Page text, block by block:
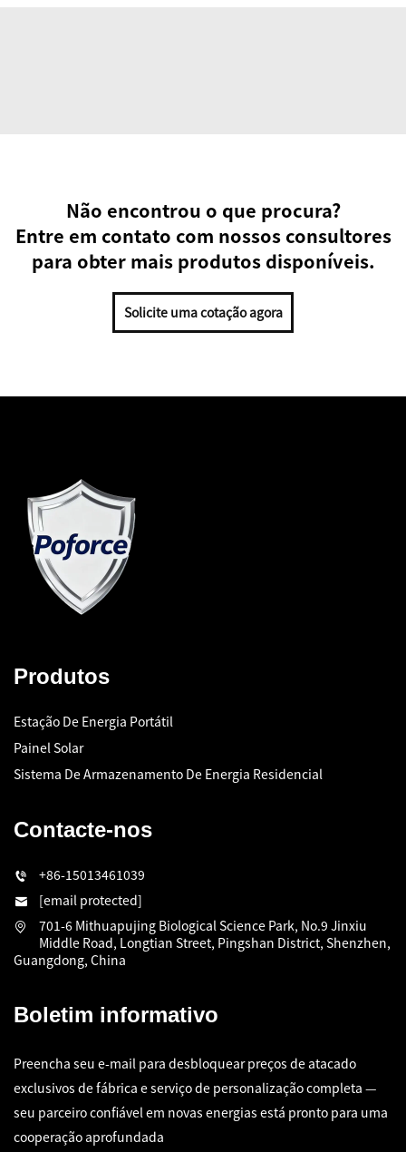
Não encontrou o que procura?
Entre em contato com nossos consultores
para obter mais produtos disponíveis.
Solicite uma cotação agora
Produtos
Estação De Energia Portátil
Painel Solar
Sistema De Armazenamento De Energia Residencial
Contacte-nos
+86-15013461039
[email protected]
701-6 Mithuapujing Biological Science Park, No.9 Jinxiu
Middle Road, Longtian Street, Pingshan District, Shenzhen,
Guangdong, China
Boletim informativo
Preencha seu e-mail para desbloquear preços de atacado
exclusivos de fábrica e serviço de personalização completa —
seu parceiro confiável em novas energias está pronto para uma
cooperação aprofundada